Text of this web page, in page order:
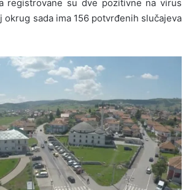
registrovane su dve pozitivne na virus
okrug sada ima 156 potvrđenih slučajeva